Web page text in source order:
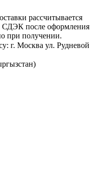
рассчитывается
СДЭК после оформления
при получении.
г. Москва ул. Рудневой